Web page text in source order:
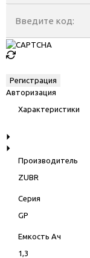
Введите код:
Авторизация
Характеристики
Производитель
ZUBR
Серия
GP
Емкость Ач
1,3